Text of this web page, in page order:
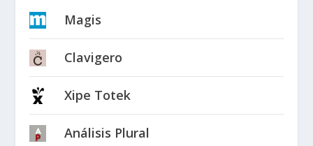
Magis
Clavigero
Xipe Totek
Análisis Plural